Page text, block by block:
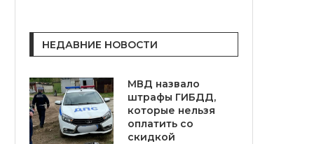
НЕДАВНИЕ НОВОСТИ
МВД назвало
штрафы ГИБДД,
которые нельзя
оплатить со
скидкой